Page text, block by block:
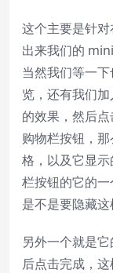
这个主要是针
出来我们的
当然我们等一
览，还有我们
的效果，然后
购物栏按钮，
格，以及它显
栏按钮的它的
是不是要隐藏这
另外一个就是
后点击完成，这